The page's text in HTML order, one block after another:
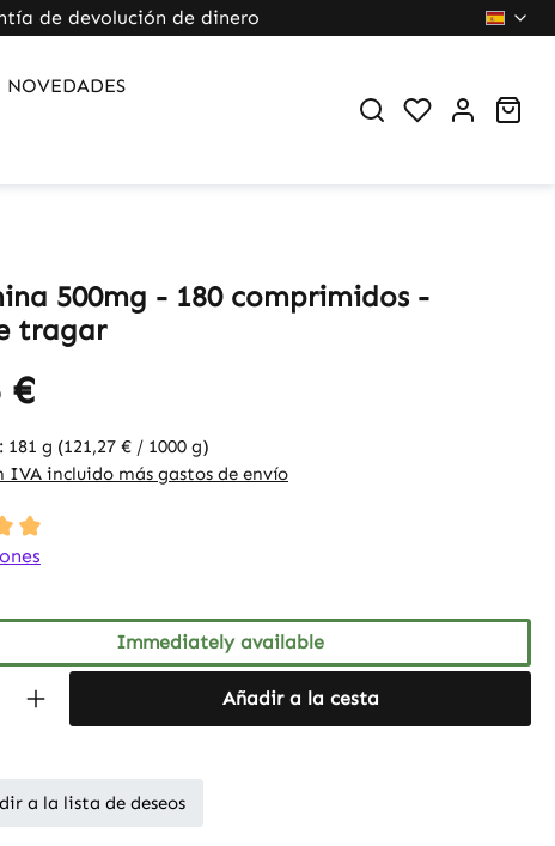
de devolución de dinero
NOVEDADES
500mg - 180 comprimidos -
tragar
€
181 g (121,27 € / 1000 g)
IVA incluido más gastos de envío
of 5 out of 5 stars
Immediately available
Quantity: Enter the desired amount
Añadir a la cesta
a la lista de deseos